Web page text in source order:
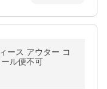
ース アウター コ
ル便不可